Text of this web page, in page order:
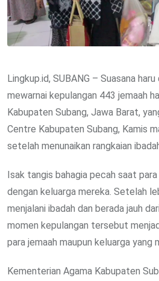
Lingkup.id, SUBANG – Suasana
mewarnai kepulangan 443 jemaah
Kabupaten Subang, Jawa Barat,
Centre Kabupaten Subang, Kamis
setelah menunaikan rangkaian
Isak tangis bahagia pecah saat
dengan keluarga mereka. Setelah
menjalani ibadah dan berada jauh
momen kepulangan tersebut
para jemaah maupun keluarga yang
Kementerian Agama Kabupaten